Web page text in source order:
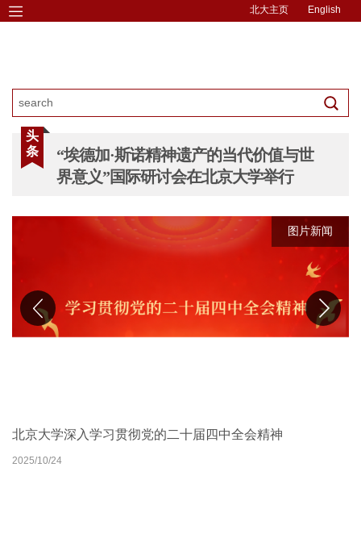
北大主页 English
头
条
“埃德加·斯诺精神遗产的当代价值与世
界意义”国际研讨会在北京大学举行
图片新闻
北京大学扎实开展树立和践行正确政绩观学习教育
2026/02/27
图片新闻
2026北京大学管理质效年
2026/03/30
图片新闻
北京大学深入学习贯彻党的二十届四中全会精神
2025/10/24
图片新闻
聚焦2026全国两会
2026/03/06